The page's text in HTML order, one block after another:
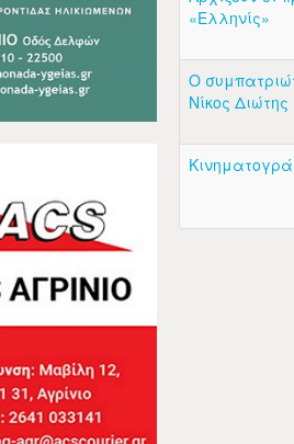
«Ελληνίς»
Ο
Νίκος